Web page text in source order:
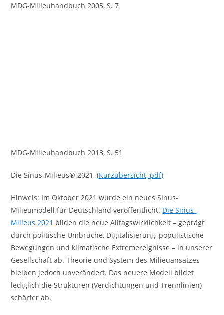
MDG-Milieuhandbuch 2005, S. 7
MDG-Milieuhandbuch 2013, S. 51
Die Sinus-Milieus® 2021, (Kurzübersicht, pdf)
Hinweis: Im Oktober 2021 wurde ein neues Sinus-
Milieumodell für Deutschland veröffentlicht. Die Sinus-
Milieus 2021 bilden die neue Alltagswirklichkeit – geprägt
durch politische Umbrüche, Digitalisierung, populistische
Bewegungen und klimatische Extremereignisse – in unserer
Gesellschaft ab. Theorie und System des Milieuansatzes
bleiben jedoch unverändert. Das neuere Modell bildet
lediglich die Strukturen (Verdichtungen und Trennlinien)
schärfer ab.